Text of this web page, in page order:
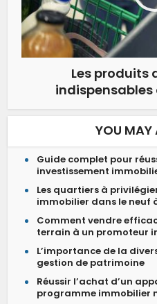
Les produits
indispensables
YOU MAY
Guide complet pour
investissement
Les quartiers à
immobilier dans le neuf
Comment vendre
terrain à un promoteur
L’importance de la
gestion de patrimoine
Réussir l’achat d’un
programme immobilier